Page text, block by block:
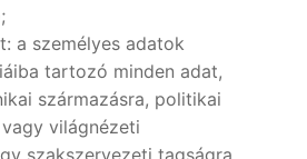
a személyes adatok
tartozó minden adat,
származásra, politikai
világnézeti
szakszervezeti tagságra